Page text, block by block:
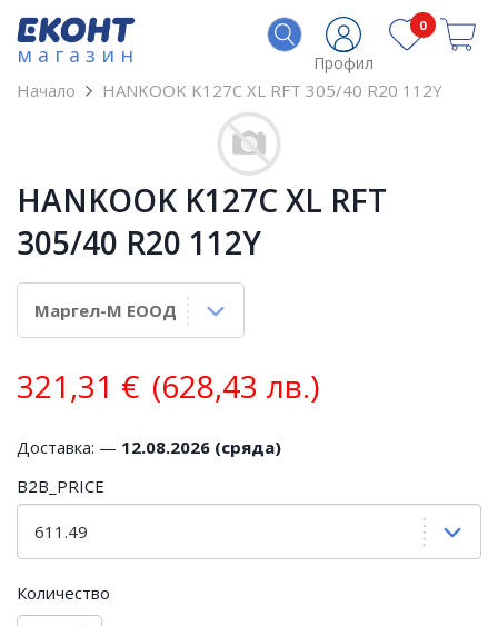
магазин Профил
0
Начало HANKOOK K127C XL RFT 305/40 R20 112Y
HANKOOK K127C XL RFT
305/40 R20 112Y
321,31 € (628,43 лв.)
Доставка: — 12.08.2026 (сряда)
B2B_PRICE
Количество